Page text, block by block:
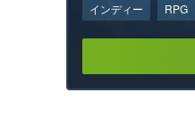
インディー RPG